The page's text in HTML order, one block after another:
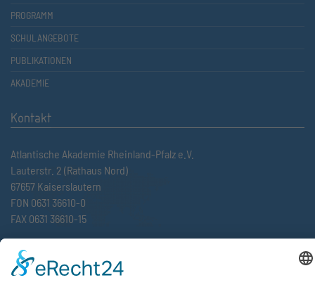
PROGRAMM
SCHULANGEBOTE
PUBLIKATIONEN
AKADEMIE
Kontakt
Atlantische Akademie Rheinland-Pfalz e.V.
Lauterstr. 2 (Rathaus Nord)
67657 Kaiserslautern
FON 0631 36610-0
FAX 0631 36610-15